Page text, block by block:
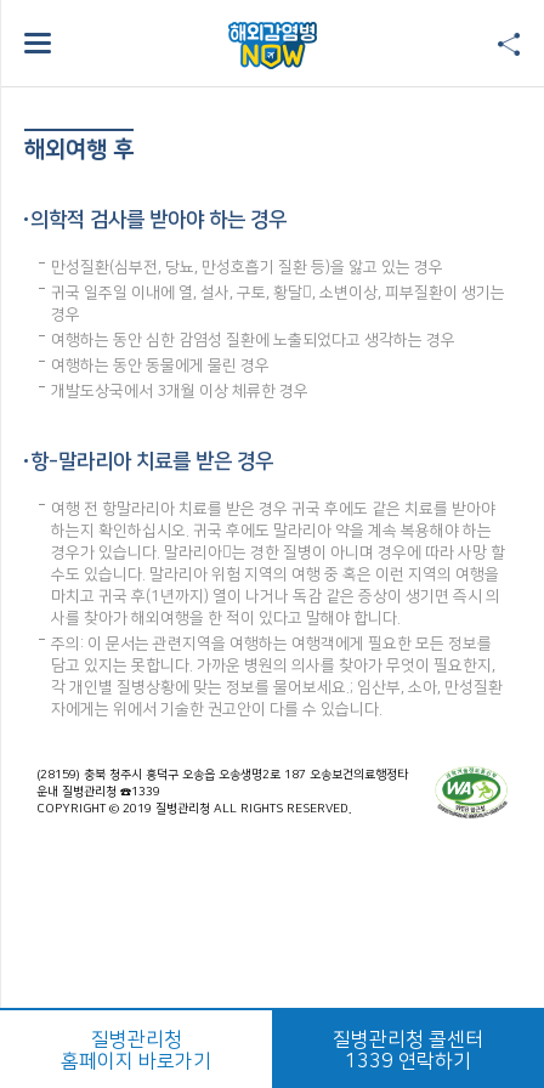
해외여행 후
의학적 검사를 받아야 하는 경우
만성질환(심부전, 당뇨, 만성호흡기 질환 등)을 앓고 있는 경우
귀국 일주일 이내에 열, 설사, 구토, 황달, 소변이상, 피부질환이 생기는
경우
여행하는 동안 심한 감염성 질환에 노출되었다고 생각하는 경우
여행하는 동안 동물에게 물린 경우
개발도상국에서 3개월 이상 체류한 경우
항-말라리아 치료를 받은 경우
여행 전 항말라리아 치료를 받은 경우 귀국 후에도 같은 치료를 받아야
하는지 확인하십시오. 귀국 후에도 말라리아 약을 계속 복용해야 하는
경우가 있습니다. 말라리아는 경한 질병이 아니며 경우에 따라 사망 할
수도 있습니다. 말라리아 위험 지역의 여행 중 혹은 이런 지역의 여행을
마치고 귀국 후(1년까지) 열이 나거나 독감 같은 증상이 생기면 즉시 의
사를 찾아가 해외여행을 한 적이 있다고 말해야 합니다.
주의: 이 문서는 관련지역을 여행하는 여행객에게 필요한 모든 정보를
담고 있지는 못합니다. 가까운 병원의 의사를 찾아가 무엇이 필요한지,
각 개인별 질병상황에 맞는 정보를 물어보세요.; 임산부, 소아, 만성질환
자에게는 위에서 기술한 권고안이 다를 수 있습니다.
(28159) 충북 청주시 흥덕구 오송읍 오송생명2로 187 오송보건의료행정타
운내 질병관리청 ☎1339
COPYRIGHT © 2019 질병관리청 ALL RIGHTS RESERVED.
질병관리청
홈페이지 바로가기
질병관리청 콜센터
1339 연락하기